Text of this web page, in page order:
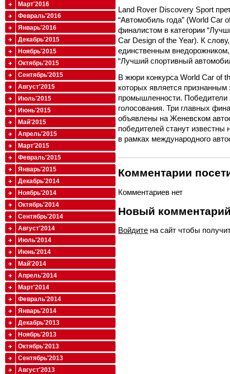
Land Rover Discovery Sport
“Автомобиль года” (World Car
финалистом в категории
Car Design of the Year). К
единственным
“Лучший спортивный
В жюри конкурса World Car of
которых является
промышленности. Победители
голосования. Три главных
объявлены на Женевском
победителей станут известны
в рамках международного
Комментарии
Комментариев нет
Новый
Войдите на сайт чтобы
Март'2016
Февраль'2016
Январь'2016
Декабрь'2015
Ноябрь'2015
Октябрь'2015
Сентябрь'2015
Август'2015
Июль'2015
Июнь'2015
Май'2015
Апрель'2015
Март'2015
Февраль'2015
Январь'2015
Декабрь'2014
Ноябрь'2014
Октябрь'2014
Сентябрь'2014
Август'2014
Июль'2014
Июнь'2014
Май'2014
Апрель'2014
Март'2014
Февраль'2014
Январь'2014
Декабрь'2013
Ноябрь'2013
Октябрь'2013
Сентябрь'2013
Август'2013